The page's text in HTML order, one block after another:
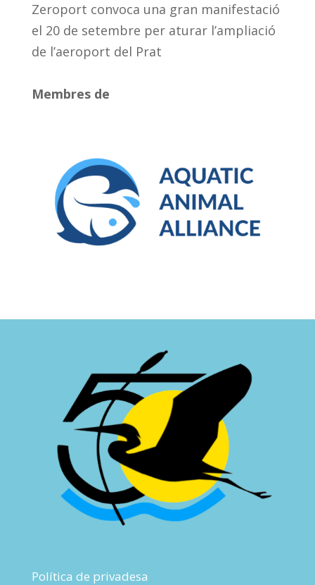
Zeroport convoca una gran manifestació
el 20 de setembre per aturar l’ampliació
de l’aeroport del Prat
Membres de
Política de privadesa